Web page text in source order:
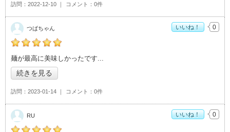
訪問 2022-12-10 コメント 0件
の「活龍 本店」おすすめ度：
麺が最高に美味しかったです
続きを見る
訪問 2023-01-14 コメント 0件
つばちゃん いいね！ 0
RU いいね！ 0